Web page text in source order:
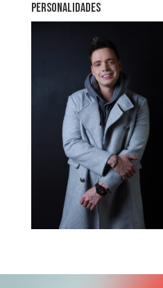
PERSONALIDADES